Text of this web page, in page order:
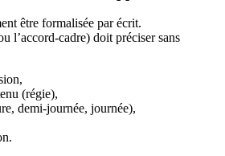
être formalisée par écrit.
l’accord-cadre) doit préciser sans
(régie),
demi-journée, journée),